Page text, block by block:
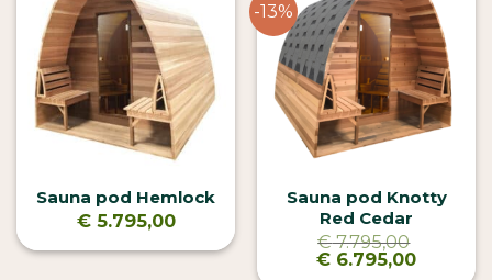
Sauna pod Hemlock
€5.795,00
-13%
Sauna pod Knotty
Red Cedar
€7.795,00
Oorspronkelijke
prijs
€ 6.795,00Huidige